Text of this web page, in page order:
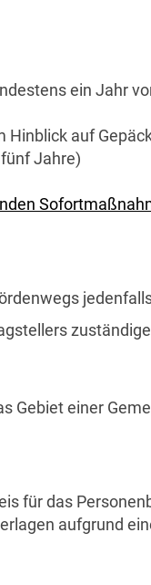
ein Jahr
auf
Jahre)
Gebiet einer
für das
aufgrund